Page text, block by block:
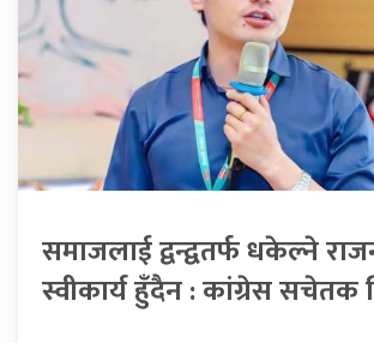
समाजलाई द्वन्द्वतर्फ धकेल्ने
स्वीकार्य हुँदैन : कांग्रेस सचेतक